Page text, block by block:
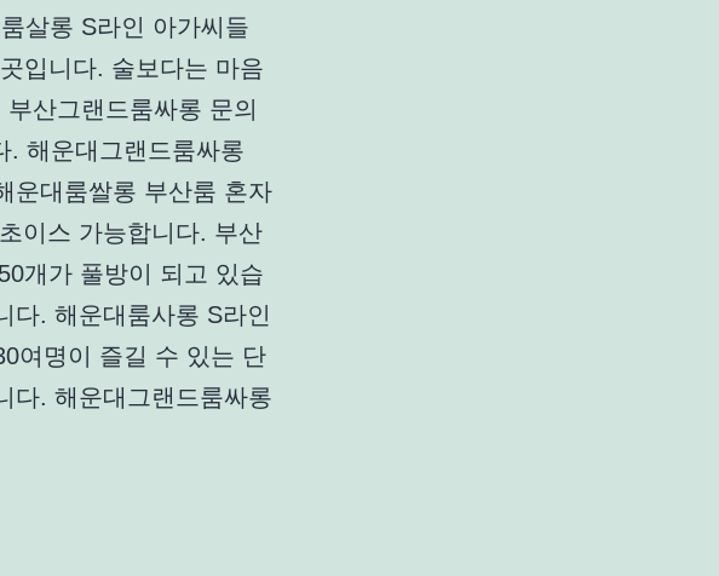
살롱 S라인 아가씨들
입니다. 술보다는 마음
산그랜드룸싸롱 문의
. 해운대그랜드룸싸롱
운대룸쌀롱 부산룸 혼자
이스 가능합니다. 부산
개가 풀방이 되고 있습
다. 해운대룸사롱 S라인
여명이 즐길 수 있는 단
다. 해운대그랜드룸싸롱